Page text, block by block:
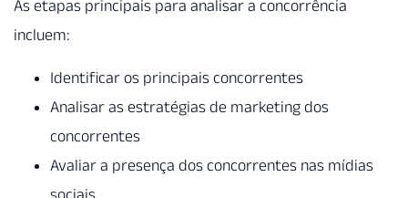
As etapas principais para analisar a concorrência
incluem:
Identificar os principais concorrentes
Analisar as estratégias de marketing dos
concorrentes
Avaliar a presença dos concorrentes nas mídias
sociais